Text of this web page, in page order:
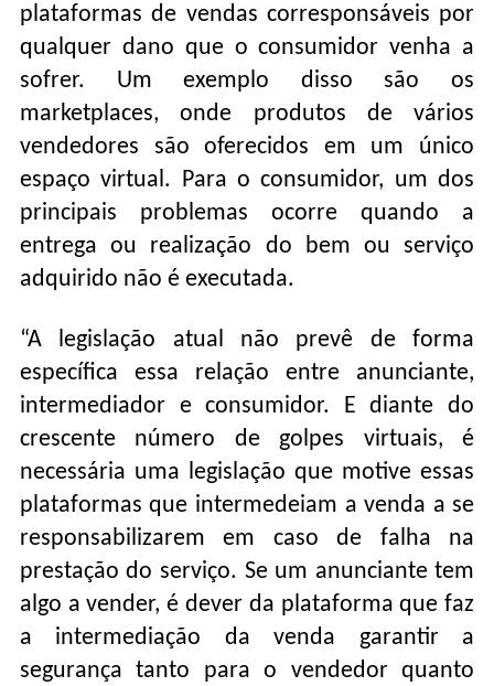
plataformas de vendas corresponsáveis por
qualquer dano que o consumidor venha a
sofrer. Um exemplo disso são os
marketplaces, onde produtos de vários
vendedores são oferecidos em um único
espaço virtual. Para o consumidor, um dos
principais problemas ocorre quando a
entrega ou realização do bem ou serviço
adquirido não é executada.
“A legislação atual não prevê de forma
específica essa relação entre anunciante,
intermediador e consumidor. E diante do
crescente número de golpes virtuais, é
necessária uma legislação que motive essas
plataformas que intermedeiam a venda a se
responsabilizarem em caso de falha na
prestação do serviço. Se um anunciante tem
algo a vender, é dever da plataforma que faz
a intermediação da venda garantir a
segurança tanto para o vendedor quanto